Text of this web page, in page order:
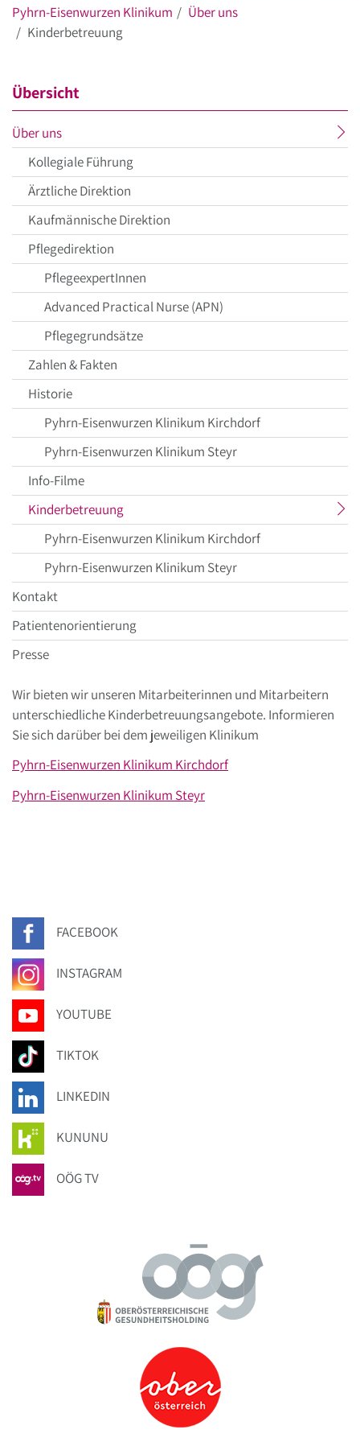
Pyhrn-Eisenwurzen Klinikum
Über uns
Kinderbetreuung
Übersicht
Über unsaktueller
Menüpunkt
Kollegiale Führung
Ärztliche Direktion
Kaufmännische Direktion
Pflegedirektion
PflegeexpertInnen
Advanced Practical Nurse (APN)
Pflegegrundsätze
Zahlen & Fakten
Historie
Pyhrn-Eisenwurzen Klinikum Kirchdorf
Pyhrn-Eisenwurzen Klinikum Steyr
Info-Filme
Kinderbetreuungaktueller
Menüpunkt
Pyhrn-Eisenwurzen Klinikum Kirchdorf
Pyhrn-Eisenwurzen Klinikum Steyr
Kontakt
Patientenorientierung
Presse
Wir bieten wir unseren Mitarbeiterinnen und Mitarbeitern
unterschiedliche Kinderbetreuungsangebote. Informieren
Sie sich darüber bei dem jeweiligen Klinikum
Pyhrn-Eisenwurzen Klinikum Kirchdorf
Pyhrn-Eisenwurzen Klinikum Steyr
FACEBOOK
INSTAGRAM
YOUTUBE
TIKTOK
LINKEDIN
KUNUNU
OÖG TV